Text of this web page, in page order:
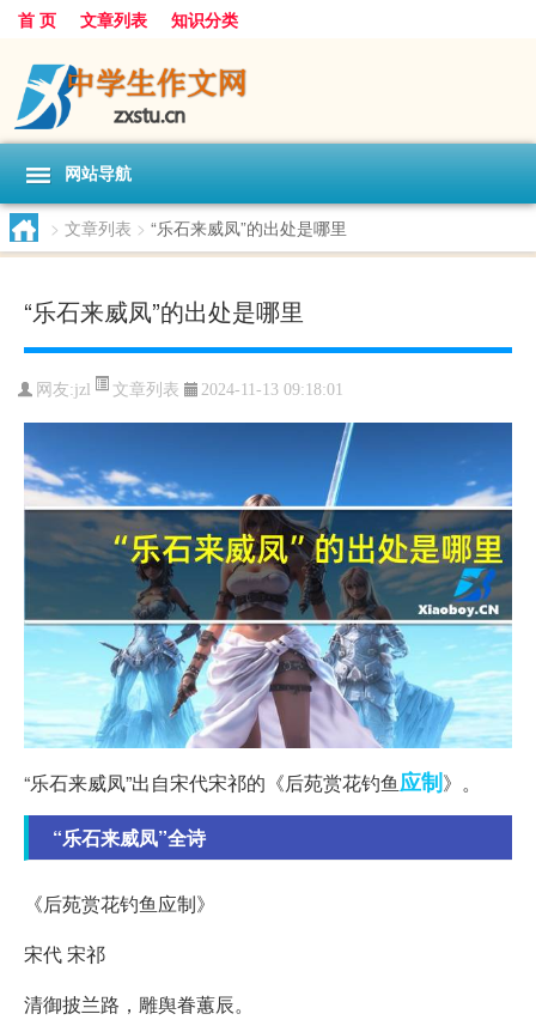
首 页 文章列表 知识分类
网站导航
> 文章列表 > “乐石来威凤”的出处是哪里
“乐石来威凤”的出处是哪里
网友:jzl 文章列表 2024-11-13 09:18:01
“乐石来威凤”出自宋代宋祁的《后苑赏花钓鱼应制》。
“乐石来威凤”全诗
《后苑赏花钓鱼应制》
宋代 宋祁
清御披兰路，雕舆眷蕙辰。